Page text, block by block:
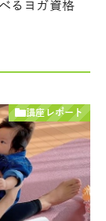
るヨガ資格
講座レポート